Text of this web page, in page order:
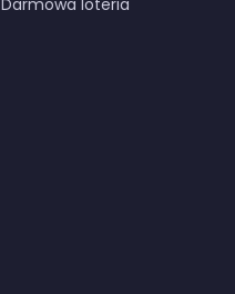
Darmowa loteria